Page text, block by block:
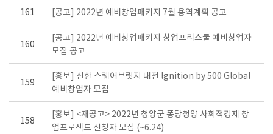
161 [공고] 2022년 예비창업패키지 7월 용역계획 공고
160
[공고] 2022년 예비창업패키지 창업프리스쿨 예비창업자
모집 공고
159
[홍보] 신한 스퀘어브릿지 대전 lgnition by 500 Global
예비창업자 모집
158
[홍보] <재공고> 2022년 청양군 퐁당청양 사회적경제 창
업프로젝트 신청자 모집 (~6.24)